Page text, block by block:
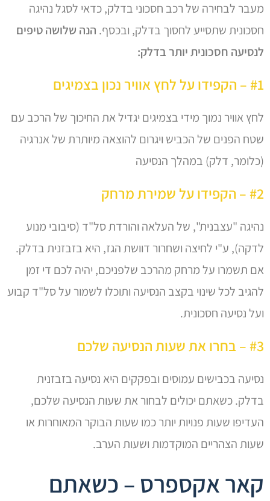
מעבר לבחירה של רכב חסכוני בדלק, כדאי לסגל נהיגה
חסכונית שתסייע לחסוך בדלק, ובכסף. הנה שלושה טיפים
לנסיעה חסכונית יותר בדלק:
#1 – הקפידו על לחץ אוויר נכון בצמיגים
לחץ אוויר נמוך מידי בצמיגים יגדיל את החיכוך של הרכב עם
שטח הפנים של הכביש ויגרום להוצאה מיותרת של אנרגיה
(כלומר, דלק) במהלך הנסיעה
#2 – הקפידו על שמירת מרחק
נהיגה "עצבנית", של העלאה והורדת סל"ד (סיבובי מנוע
לדקה), ע"י לחיצה ושחרור דוושת הגז, היא בזבזנית בדלק.
אם תשמרו על מרחק מהרכב שלפניכם, יהיה לכם די זמן
להגיב לכל שינוי בקצב הנסיעה ותוכלו לשמור על סל"ד קבוע
ועל נסיעה חסכונית.
#3 – בחרו את שעות הנסיעה שלכם
נסיעה בכבישים עמוסים ובפקקים היא נסיעה בזבזנית
בדלק. כשאתם יכולים לבחור את שעות הנסיעה שלכם,
העדיפו שעות פנויות יותר כמו שעות הבוקר המאוחרות או
שעות הצהריים המוקדמות ושעות הערב.
קאר אקספרס – כשאתם